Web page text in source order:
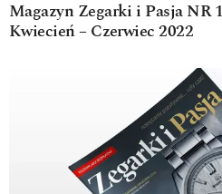
Magazyn Zegarki i Pasja NR
Kwiecień – Czerwiec 2022